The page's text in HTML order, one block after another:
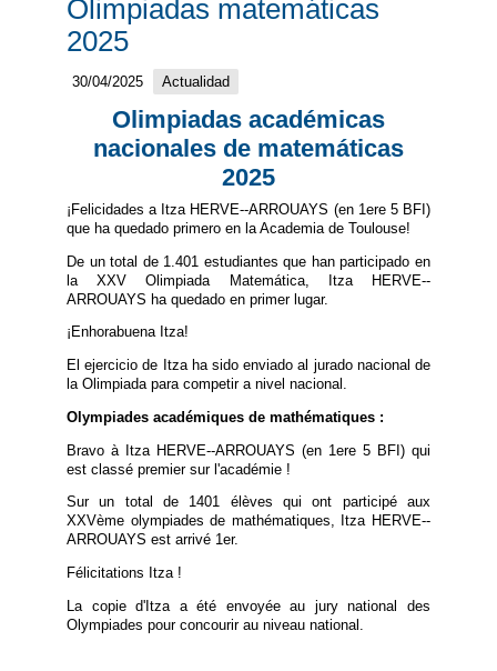
Olimpiadas matemáticas
2025
30/04/2025 Actualidad
Olimpiadas académicas
nacionales de matemáticas
2025
¡Felicidades a Itza HERVE--ARROUAYS (en 1ere 5 BFI)
que ha quedado primero en la Academia de Toulouse!
De un total de 1.401 estudiantes que han participado en
la XXV Olimpiada Matemática, Itza HERVE--
ARROUAYS ha quedado en primer lugar.
¡Enhorabuena Itza!
El ejercicio de Itza ha sido enviado al jurado nacional de
la Olimpiada para competir a nivel nacional.
Olympiades académiques de mathématiques :
Bravo à Itza HERVE--ARROUAYS (en 1ere 5 BFI) qui
est classé premier sur l'académie !
Sur un total de 1401 élèves qui ont participé aux
XXVème olympiades de mathématiques, Itza HERVE--
ARROUAYS est arrivé 1er.
Félicitations Itza !
La copie d'Itza a été envoyée au jury national des
Olympiades pour concourir au niveau national.